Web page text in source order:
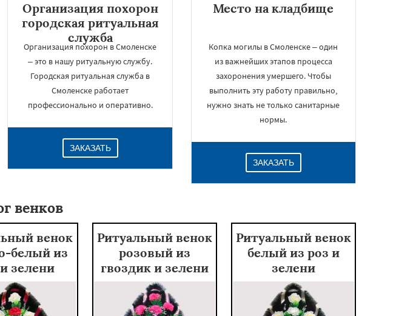
Организация похорон
городская ритуальная
служба
Организация похорон в Смоленске
– это в нашу ритуальную службу.
Городская ритуальная служба в
Смоленске работает
профессионально и оперативно.
ЗАКАЗАТЬ
Место на кладбище
Копка могилы в Смоленске – один
из важнейших этапов процесса
захоронения умершего. Чтобы
выполнить эту работу правильно,
нужно знать не только санитарные
нормы.
ЗАКАЗАТЬ
венков
венок
белый из
зелени
Ритуальный венок
розовый из
гвоздик и зелени
Ритуальный венок
белый из роз и
зелени